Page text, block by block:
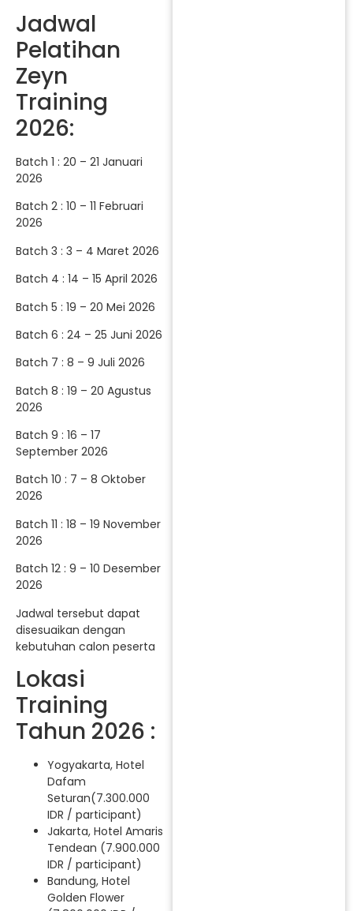
Jadwal
Pelatihan
Zeyn
Training
2026:
Batch 1 : 20 – 21 Januari
2026
Batch 2 : 10 – 11 Februari
2026
Batch 3 : 3 – 4 Maret 2026
Batch 4 : 14 – 15 April 2026
Batch 5 : 19 – 20 Mei 2026
Batch 6 : 24 – 25 Juni 2026
Batch 7 : 8 – 9 Juli 2026
Batch 8 : 19 – 20 Agustus
2026
Batch 9 : 16 – 17
September 2026
Batch 10 : 7 – 8 Oktober
2026
Batch 11 : 18 – 19 November
2026
Batch 12 : 9 – 10 Desember
2026
Jadwal tersebut dapat
disesuaikan dengan
kebutuhan calon peserta
Lokasi
Training
Tahun 2026 :
Yogyakarta, Hotel
Dafam
Seturan(7.300.000
IDR / participant)
Jakarta, Hotel Amaris
Tendean (7.900.000
IDR / participant)
Bandung, Hotel
Golden Flower